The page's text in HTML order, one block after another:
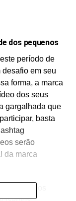
dos pequenos
período de
em seu
forma, a marca
dos seus
gargalhada que
basta
serão
da marca
Calçados